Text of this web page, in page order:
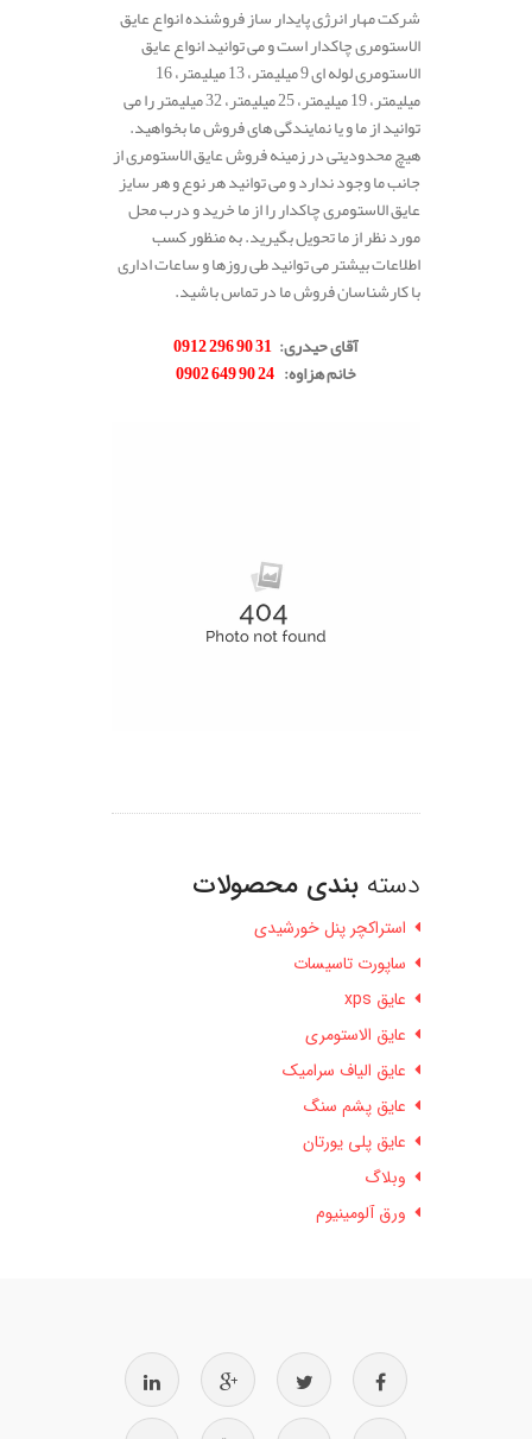
شرکت مهار انرژی پایدار ساز فروشنده انواع عایق
الاستومری چاکدار است و می توانید انواع عایق
الاستومری لوله ای 9 میلیمتر، 13 میلیمتر، 16
میلیمتر، 19 میلیمتر، 25 میلیمتر، 32 میلیمتر را می
توانید از ما و یا نمایندگی های فروش ما بخواهید.
هیچ محدودیتی در زمینه فروش عایق الاستومری از
جانب ما وجود ندارد و می توانید هر نوع و هر سایز
عایق الاستومری چاکدار را از ما خرید و درب محل
مورد نظر از ما تحویل بگیرید. به منظور کسب
اطلاعات بیشتر می توانید طی روزها و ساعات اداری
با کارشناسان فروش ما در تماس باشید.
آقای حیدری:
31 90 296 0912
خانم هزاوه:
24 90 649 0902
دسته بندی محصولات
استراکچر پنل خورشیدی
ساپورت تاسیسات
عایق xps
عایق الاستومری
عایق الیاف سرامیک
عایق پشم سنگ
عایق پلی یورتان
وبلاگ
ورق آلومینیوم